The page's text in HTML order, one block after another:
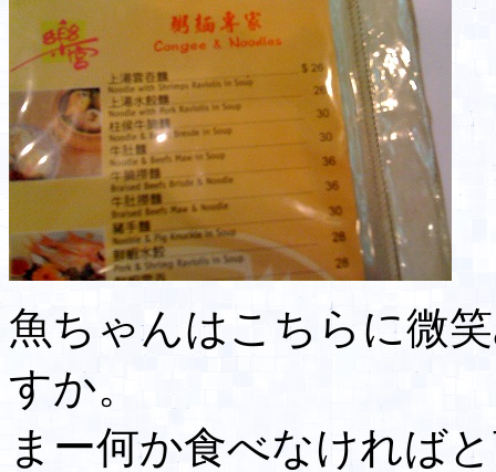
魚ちゃんはこちらに微
すか。
まー何か食べなければ